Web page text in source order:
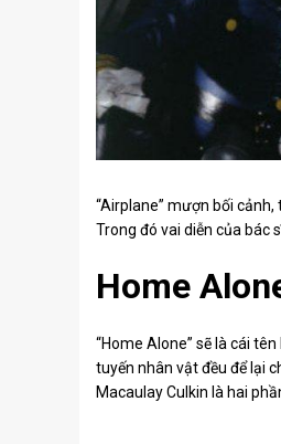
“Airplane” mượn bối
Trong đó vai diễn của bác
Home
“Home Alone” sẽ là cái
tuyến nhân vật đều để lại
Macaulay Culkin là hai